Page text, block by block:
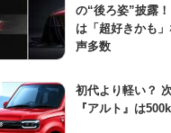
の“後ろ姿”披露
は「超好きかも
声多数
初代より軽い？
『アルト』は